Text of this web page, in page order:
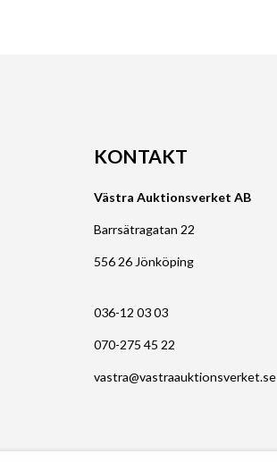
KONTAKT
Västra Auktionsverket AB
Barrsätragatan 22
556 26 Jönköping
036-12 03 03
070-275 45 22
vastra@vastraauktionsverket.se